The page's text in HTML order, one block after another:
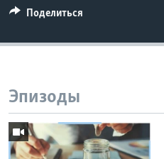
Поделиться
Эпизоды